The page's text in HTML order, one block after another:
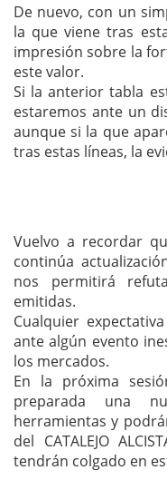
De nuevo, con un
la que viene tras
impresión sobre la
este valor.
Si la anterior tabla
estaremos ante un
aunque si la que
tras estas líneas, la
Vuelvo a recordar
continúa
nos permitirá
emitidas.
Cualquier
ante algún evento
los mercados.
En la próxima
preparada una
herramientas y
del CATALEJO
tendrán colgado en